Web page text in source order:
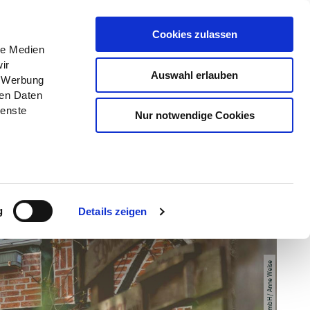
Medien
Daten
Details zeigen
Cookies zulassen
Auswahl erlauben
Nur notwendige Cookies
Erlebnisse Buchen